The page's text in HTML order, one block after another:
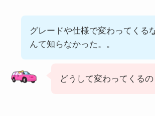
グレードや仕様で変わってくる
んて知らなかった。。
どうして変わってくるの